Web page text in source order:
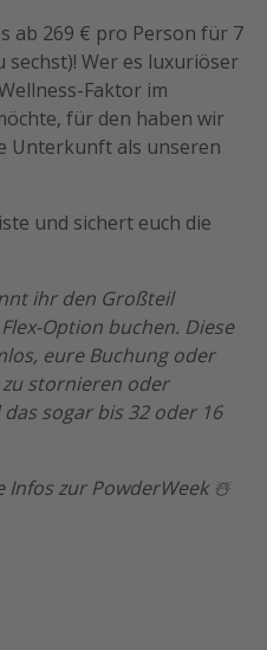
ab 269 € pro Person für 7
sechst)! Wer es luxuriöser
Faktor im
für den haben wir
Unterkunft als unseren
und sichert euch die
ihr den Großteil
Option buchen. Diese
eure Buchung oder
stornieren oder
sogar bis 32 oder 16
Infos zur PowderWeek ☃️